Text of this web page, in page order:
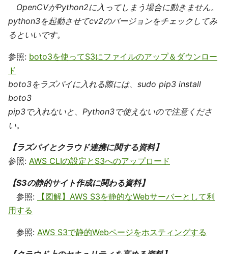
OpenCVがPython2に入ってしまう場合に動きません。
python3を起動させてcv2のバージョンをチェックしてみ
るといいです。
参照: boto3を使ってS3にファイルのアップ＆ダウンロー
ド
boto3をラズパイに入れる際には、sudo pip3 install
boto3
pip3で入れないと、Python3で使えないので注意くださ
い。
【ラズパイとクラウド連携に関する資料】
参照: AWS CLIの設定とS3へのアップロード
【S3の静的サイト作成に関わる資料】
参照:
【図解】AWS S3を静的なWebサーバーとして利
用する
参照: AWS S3で静的Webページをホスティングする